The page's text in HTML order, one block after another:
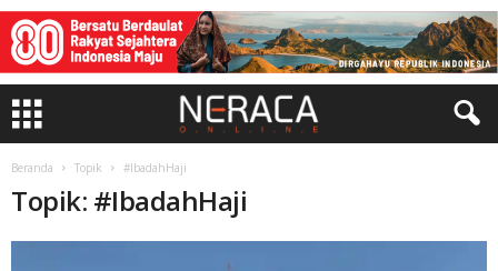
Beranda Topik #IbadahHaji
Topik: #IbadahHaji